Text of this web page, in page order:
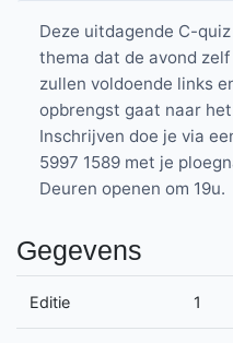
Deze uitdagende C-
thema dat de avond
zullen voldoende links
opbrengst gaat naar
Inschrijven doe je via
5997 1589 met je
Deuren openen om 19u.
Gegevens
Editie 1